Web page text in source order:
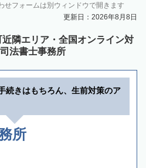
せフォームは別ウィンドウで開きます
更新日：2026年8月8日
隣エリア・全国オンライン対
法書士事務所
続きはもちろん、生前対策のア
所